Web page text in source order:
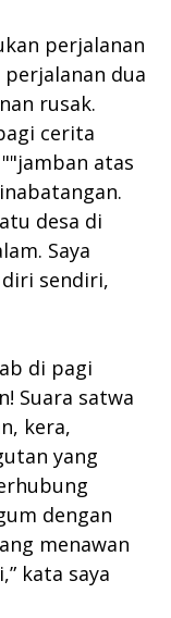
perjalanan
dua
rusak.
cerita
atas
desa di
Saya
sendiri,
di pagi
Suara satwa
kera,
yang
dengan
menawan
kata saya